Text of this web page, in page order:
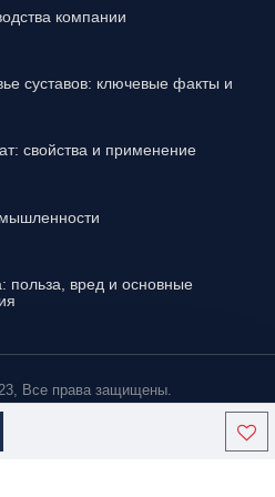
для последующей продажи. У
продукцию, но также
применению
методические указания и
компании
суставов: ключевые факты и
свойства и применение
польза, вред и основные
Все права защищены.